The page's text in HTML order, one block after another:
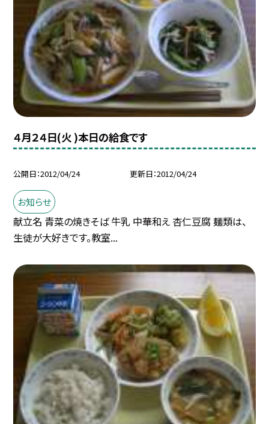
４月２４日(火 )本日の給食です
公開日 2012/04/24 更新日 2012/04/24
お知らせ
献立名 青菜の焼きそば 牛乳 中華和え 杏仁豆腐 麺類は、
生徒が大好きです。教室...